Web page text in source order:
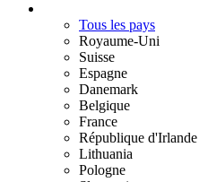
Tous les pays
Royaume-Uni
Suisse
Espagne
Danemark
Belgique
France
République d'Irlande
Lithuania
Pologne